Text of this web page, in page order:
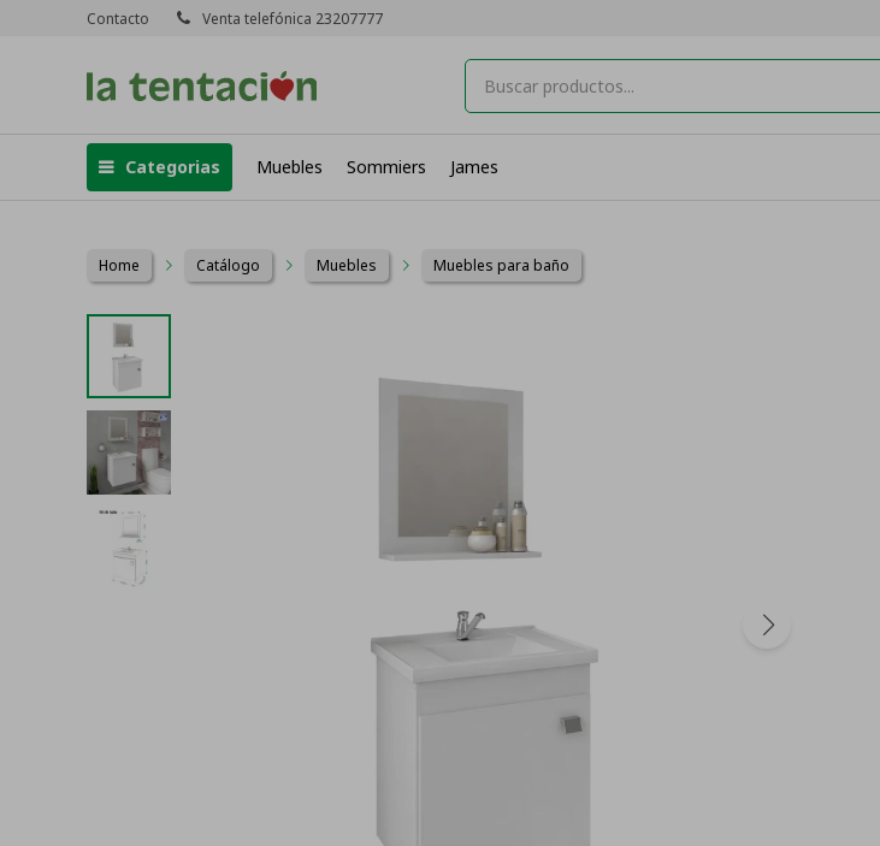
Categorias Muebles Sommiers James
Contacto Venta telefónica 23207777
Home Catálogo Muebles Muebles para baño